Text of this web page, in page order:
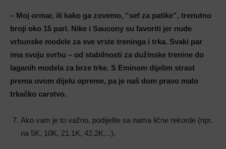
– Moj ormar, ili kako ga zovemo, “sef za patike”, trenutno
broji oko 15 pari. Nike i Saucony su favoriti jer nude
vrhunske modele za sve vrste treninga i trka. Svaki par
ima svoju svrhu – od stabilnosti za dužinske trenine do
laganih modela za brze trke. S Eminom dijelim strast
prema ovom dijelu opreme, pa je naš dom pravo malo
trkačko carstvo.
Ako vam je to važno, podijelite sa nama lične rekorde (npr.
na 5K, 10K, 21.1K, 42.2K…).